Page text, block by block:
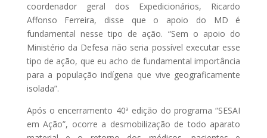
coordenador geral dos Expedicionários, Ricardo
Affonso Ferreira, disse que o apoio do MD é
fundamental nesse tipo de ação. “Sem o apoio do
Ministério da Defesa não seria possível executar esse
tipo de ação, que eu acho de fundamental importância
para a população indígena que vive geograficamente
isolada”.
Após o encerramento 40ª edição do programa “SESAI
em Ação”, ocorre a desmobilização de todo aparato